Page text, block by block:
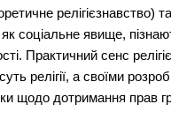
релігієзнавство)
соціальне явище,
Практичний сенс
релігії, а своїми
щодо дотримання прав